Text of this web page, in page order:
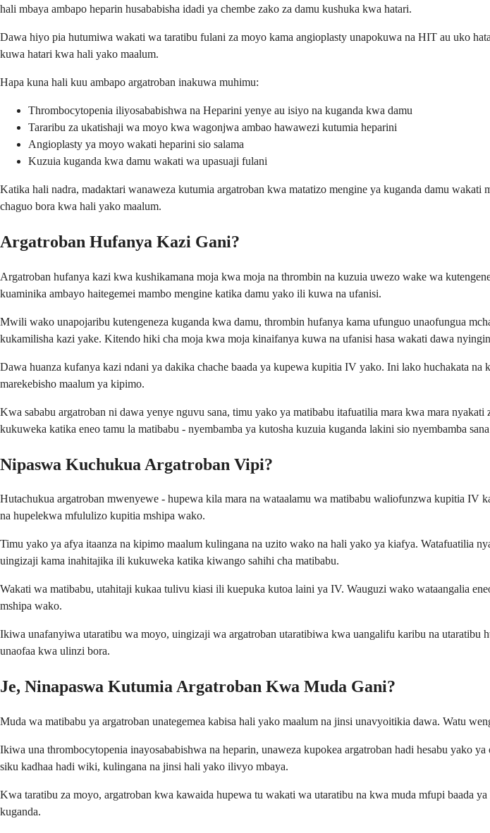
hali mbaya ambapo heparin husababisha idadi ya chembe zako za damu kushuka kwa hatari.
Dawa hiyo pia hutumiwa wakati wa taratibu fulani za moyo kama angioplasty unapokuwa na HIT au uko
kuwa hatari kwa hali yako maalum.
Hapa kuna hali kuu ambapo argatroban inakuwa muhimu:
Thrombocytopenia iliyosababishwa na Heparini yenye au isiyo na kuganda kwa damu
Tararibu za ukatishaji wa moyo kwa wagonjwa ambao hawawezi kutumia heparini
Angioplasty ya moyo wakati heparini sio salama
Kuzuia kuganda kwa damu wakati wa upasuaji fulani
Katika hali nadra, madaktari wanaweza kutumia argatroban kwa matatizo mengine ya kuganda damu
chaguo bora kwa hali yako maalum.
Argatroban Hufanya Kazi Gani?
Argatroban hufanya kazi kwa kushikamana moja kwa moja na thrombin na kuzuia uwezo wake wa
kuaminika ambayo haitegemei mambo mengine katika damu yako ili kuwa na ufanisi.
Mwili wako unapojaribu kutengeneza kuganda kwa damu, thrombin hufanya kama ufunguo unaofungua
kukamilisha kazi yake. Kitendo hiki cha moja kwa moja kinaifanya kuwa na ufanisi hasa wakati dawa
Dawa huanza kufanya kazi ndani ya dakika chache baada ya kupewa kupitia IV yako. Ini lako huchakata
marekebisho maalum ya kipimo.
Kwa sababu argatroban ni dawa yenye nguvu sana, timu yako ya matibabu itafuatilia mara kwa mara
kukuweka katika eneo tamu la matibabu - nyembamba ya kutosha kuzuia kuganda lakini sio nyembamba
Nipaswa Kuchukua Argatroban Vipi?
Hutachukua argatroban mwenyewe - hupewa kila mara na wataalamu wa matibabu waliofunzwa kupitia
na hupelekwa mfululizo kupitia mshipa wako.
Timu yako ya afya itaanza na kipimo maalum kulingana na uzito wako na hali yako ya kiafya. Watafuatilia
uingizaji kama inahitajika ili kukuweka katika kiwango sahihi cha matibabu.
Wakati wa matibabu, utahitaji kukaa tulivu kiasi ili kuepuka kutoa laini ya IV. Wauguzi wako wataangalia
mshipa wako.
Ikiwa unafanyiwa utaratibu wa moyo, uingizaji wa argatroban utaratibiwa kwa uangalifu karibu na
unaofaa kwa ulinzi bora.
Je, Ninapaswa Kutumia Argatroban Kwa Muda Gani?
Muda wa matibabu ya argatroban unategemea kabisa hali yako maalum na jinsi unavyoitikia dawa. Watu
Ikiwa una thrombocytopenia inayosababishwa na heparin, unaweza kupokea argatroban hadi hesabu
siku kadhaa hadi wiki, kulingana na jinsi hali yako ilivyo mbaya.
Kwa taratibu za moyo, argatroban kwa kawaida hupewa tu wakati wa utaratibu na kwa muda mfupi baada
kuganda.